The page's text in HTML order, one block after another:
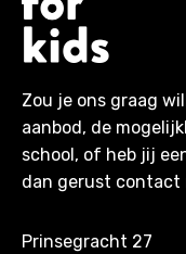
Zou je ons graag
aanbod, de
school, of heb jij
dan gerust contact
Prinsegracht 27